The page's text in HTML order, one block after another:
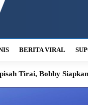
BERITA VIRAL
Pembangunan